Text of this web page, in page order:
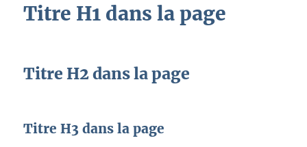
Titre H1 dans la page
Titre H2 dans la page
Titre H3 dans la page